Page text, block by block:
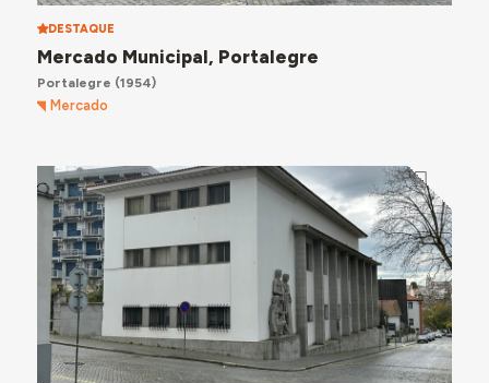
DESTAQUE
Mercado Municipal, Portalegre
Portalegre (1954)
Mercado